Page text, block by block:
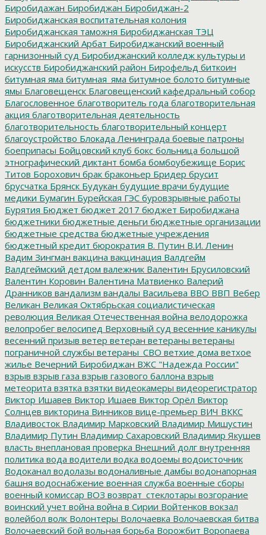
Биробидажан Биробиджан Биробиджан-2
Биробиджанская воспитательная колония
Биробиджанская таможня Биробиджанская ТЭЦ
Биробиджанский Арбат Биробиджанский военный
гарнизонный суд Биробиджанский колледж культуры и
искусств Биробиджанский район Бирофельд биткоин
битумная яма битумная_яма битумное болото битумные
ямы Благовещенск Благовещенский кафедральный собор
Благословенное благотворитель года благотворительная
акция благотворительная деятельность
благотворительность благотворительный концерт
благоустройство Блокада Ленинграда боевые патроны
боеприпасы Бойцовский клуб бокс больница большой
этнографический диктант бомба бомбоубежище Борис
Титов Борохович брак браконьер Бридер брусит
брусчатка Брянск Будукан будущие врачи будущие
медики Бумагин Бурейская ГЭС буровзрывные работы
Бурятия Бюджет бюджет 2017 бюджет Биробиджана
бюджетники бюджетные деньги бюджетные организации
бюджетные средства бюджетные учреждения
бюджетный кредит бюрократия В. Путин В.И. Ленин
Вадим Зингман вакцина вакцинация Валдгейм
Валдгеймский детдом валежник Валентин Брусиловский
Валентин Коровин Валентина Матвиенко Валерий
Дранников вандализм вандалы Васильева ВВО ВВП Вебер
Великан Великая Октябрьская социалистическая
революция Великая Отечественная война велодорожка
велопробег велосипед Верховный суд весенние каникулы
весенний призыв ветер ветеран ветераны ветераны
пограничной службы ветераны_СВО ветхие дома ветхое
жилье Вечерний Биробиджан ВЖС "Надежда России"
взрыв взрыв газа взрыв газового баллона взрыв
метеорита взятка взятки видеокамеры видеорегистратор
Виктор Ишавев Виктор Ишаев Виктор Орёл Виктор
Солнцев викторина Винников вице-премьер ВИЧ ВККС
Владивосток Владимир Марковский Владимир Мишустин
Владимир Путин Владимир Сахаровский Владимир Якушев
власть внеплановая проверка Внешний долг внутренняя
политика вода водители водка водоемы водоисточник
Водоканал водолазы водоналивные дамбы водонапорная
башня водоснабжение военная служба военные сборы
военный комиссар ВОЗ возврат_стеклотары возгорание
воинский учет война война в Сирии Войтенков вокзал
волейбол волк Волонтеры Волочаевка Волочаевская битва
Волочаевский бой вольная борьба Ворожбит Воропаева